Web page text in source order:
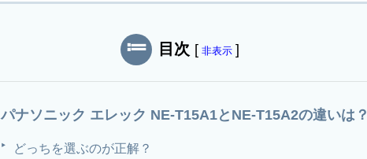
目次 [ 非表示 ]
パナソニック エレック NE-T15A1とNE-T15A2の違いは？
どっちを選ぶのが正解？